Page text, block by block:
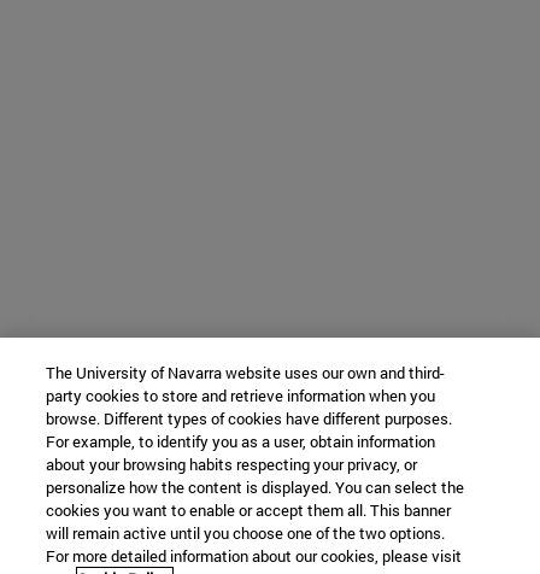
The University of Navarra website uses our own and third-
party cookies to store and retrieve information when you
browse. Different types of cookies have different purposes.
For example, to identify you as a user, obtain information
about your browsing habits respecting your privacy, or
personalize how the content is displayed. You can select the
cookies you want to enable or accept them all. This banner
will remain active until you choose one of the two options.
For more detailed information about our cookies, please visit